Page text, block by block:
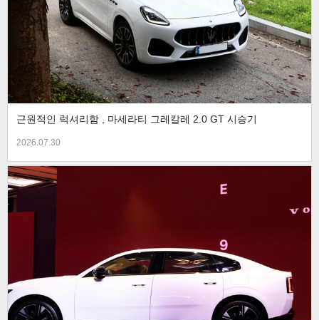
근원적인 럭셔리함 , 마세라티 그레칼레 2.0 GT 시승기
2026.07.30